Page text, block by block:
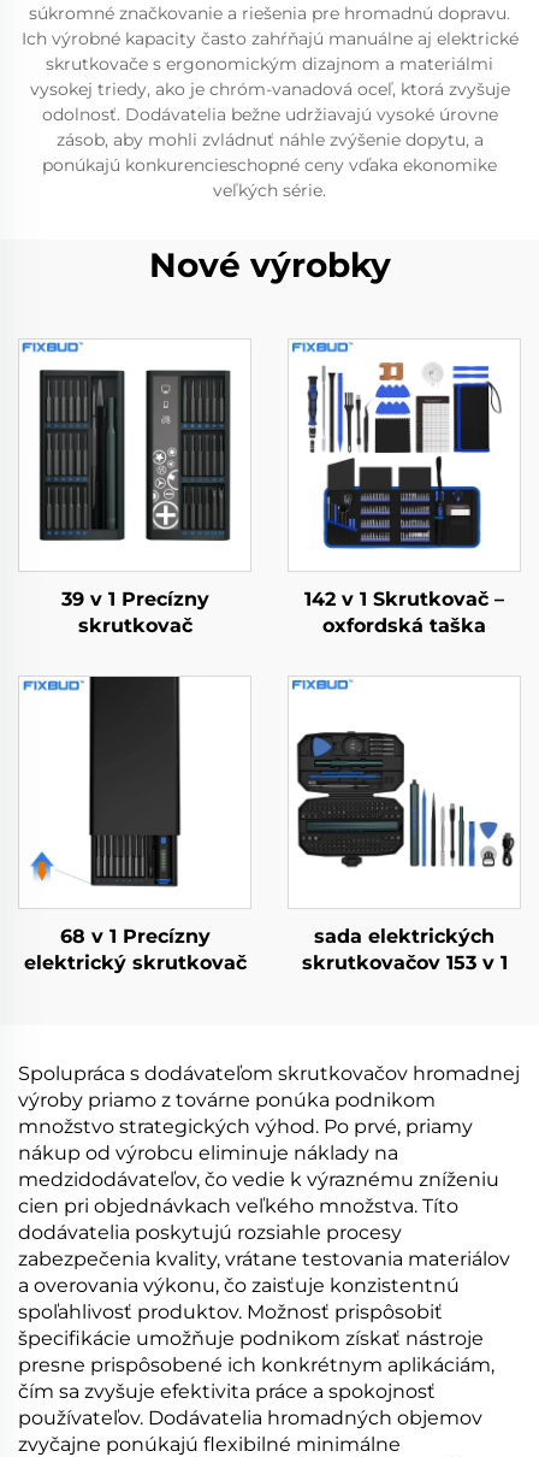
súkromné značkovanie a riešenia pre hromadnú dopravu.
Ich výrobné kapacity často zahŕňajú manuálne aj elektrické
skrutkovače s ergonomickým dizajnom a materiálmi
vysokej triedy, ako je chróm-vanadová oceľ, ktorá zvyšuje
odolnosť. Dodávatelia bežne udržiavajú vysoké úrovne
zásob, aby mohli zvládnuť náhle zvýšenie dopytu, a
ponúkajú konkurencieschopné ceny vďaka ekonomike
veľkých série.
Nové výrobky
39 v 1 Precízny
skrutkovač
142 v 1 Skrutkovač –
oxfordská taška
68 v 1 Precízny
elektrický skrutkovač
sada elektrických
skrutkovačov 153 v 1
Spolupráca s dodávateľom skrutkovačov hromadnej
výroby priamo z továrne ponúka podnikom
množstvo strategických výhod. Po prvé, priamy
nákup od výrobcu eliminuje náklady na
medzidodávateľov, čo vedie k výraznému zníženiu
cien pri objednávkach veľkého množstva. Títo
dodávatelia poskytujú rozsiahle procesy
zabezpečenia kvality, vrátane testovania materiálov
a overovania výkonu, čo zaisťuje konzistentnú
spoľahlivosť produktov. Možnosť prispôsobiť
špecifikácie umožňuje podnikom získať nástroje
presne prispôsobené ich konkrétnym aplikáciám,
čím sa zvyšuje efektivita práce a spokojnosť
používateľov. Dodávatelia hromadných objemov
zvyčajne ponúkajú flexibilné minimálne